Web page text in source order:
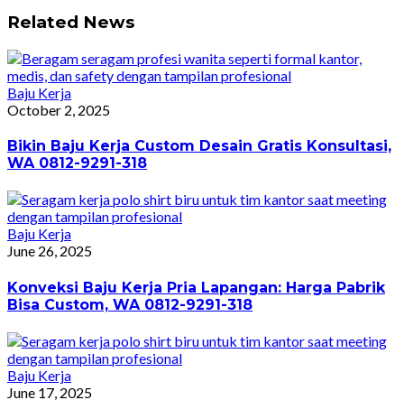
Related News
Baju Kerja
October 2, 2025
Bikin Baju Kerja Custom Desain Gratis Konsultasi,
WA 0812-9291-318
Baju Kerja
June 26, 2025
Konveksi Baju Kerja Pria Lapangan: Harga Pabrik
Bisa Custom, WA 0812-9291-318
Baju Kerja
June 17, 2025